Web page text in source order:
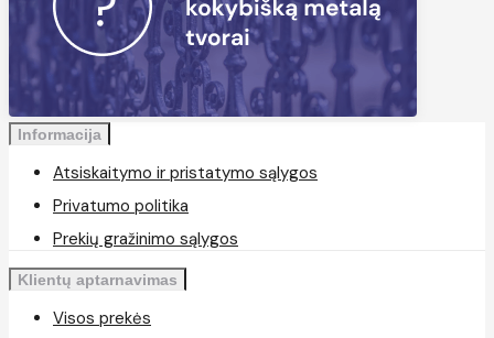
Informacija
Atsiskaitymo ir pristatymo sąlygos
Privatumo politika
Prekių gražinimo sąlygos
Klientų aptarnavimas
Visos prekės